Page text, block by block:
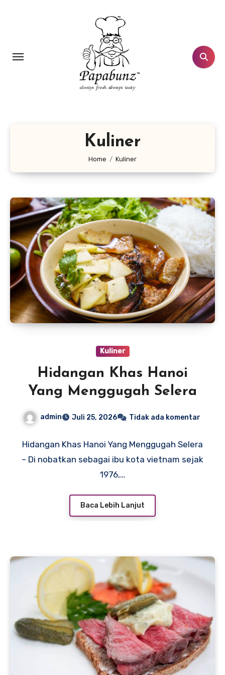
Kuliner
Home Kuliner
Kuliner
Hidangan Khas Hanoi
Yang Menggugah Selera
admin Juli 25, 2026 Tidak ada komentar
Hidangan Khas Hanoi Yang Menggugah Selera
– Di nobatkan sebagai ibu kota vietnam sejak
1976,…
Baca Lebih Lanjut